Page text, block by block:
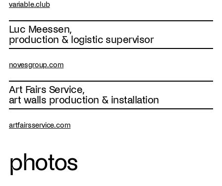
variable.club
Luc Meessen,
production & logistic supervisor
novesgroup.com
Art Fairs Service,
art walls production & installation
artfairsservice.com
photos